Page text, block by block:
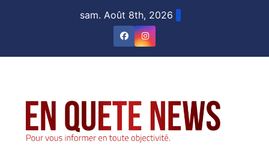
sam. Août 8th, 2026